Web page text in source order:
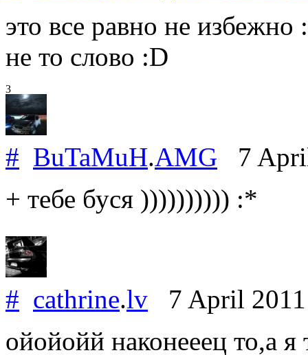
это все равно не избежно
не то слово :D
3
# BuTaMuH.AMG 7
+ тебе буся )))))))))) :*
# cathrine.lv 7 April
ойойойй наконееец то,а я